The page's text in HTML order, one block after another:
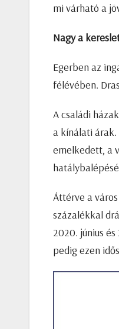
mi várható a
Nagy a
Egerben az
félévében.
A családi
a kínálati árak.
emelkedett, a
Áttérve a
százalékkal
2020. június
pedig ezen